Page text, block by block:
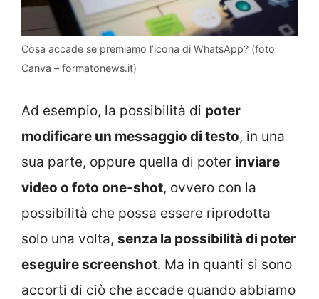
Cosa accade se premiamo l’icona di WhatsApp? (foto
Canva – formatonews.it)
Ad esempio, la possibilità di poter
modificare un messaggio di testo, in una
sua parte, oppure quella di poter inviare
video o foto one-shot, ovvero con la
possibilità che possa essere riprodotta
solo una volta, senza la possibilità di poter
eseguire screenshot. Ma in quanti si sono
accorti di ciò che accade quando abbiamo